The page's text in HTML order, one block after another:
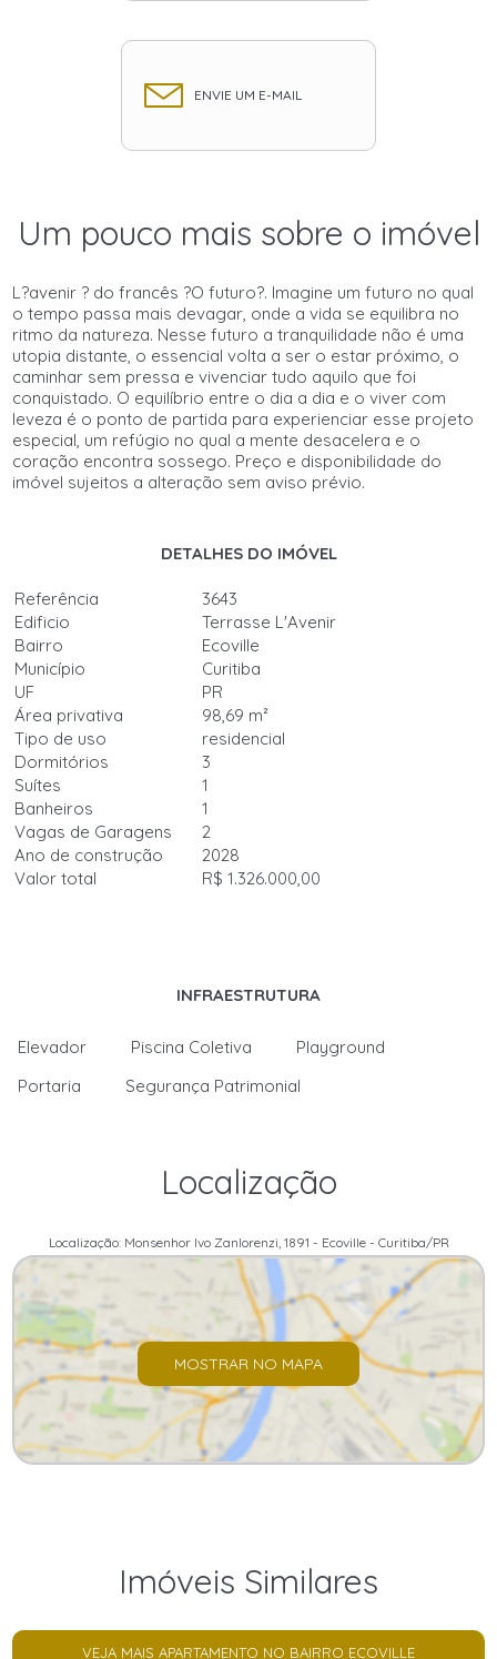
ENVIE UM E-MAIL
Um pouco mais sobre o imóvel
L?avenir ? do francês ?O futuro?. Imagine um futuro no qual
o tempo passa mais devagar, onde a vida se equilibra no
ritmo da natureza. Nesse futuro a tranquilidade não é uma
utopia distante, o essencial volta a ser o estar próximo, o
caminhar sem pressa e vivenciar tudo aquilo que foi
conquistado. O equilíbrio entre o dia a dia e o viver com
leveza é o ponto de partida para experienciar esse projeto
especial, um refúgio no qual a mente desacelera e o
coração encontra sossego. Preço e disponibilidade do
imóvel sujeitos a alteração sem aviso prévio.
DETALHES DO IMÓVEL
Referência
3643
Edificio
Terrasse L'Avenir
Bairro
Ecoville
Município
Curitiba
UF
PR
Área privativa
98,69 m²
Tipo de uso
residencial
Dormitórios
3
Suítes
1
Banheiros
1
Vagas de Garagens
2
Ano de construção
2028
Valor total
R$ 1.326.000,00
INFRAESTRUTURA
Elevador Piscina Coletiva
Playground
Portaria
Segurança Patrimonial
Localização
Localização: Monsenhor Ivo Zanlorenzi, 1891 - Ecoville - Curitiba/PR
MOSTRAR NO MAPA
Imóveis Similares
VEJA MAIS APARTAMENTO NO BAIRRO ECOVILLE